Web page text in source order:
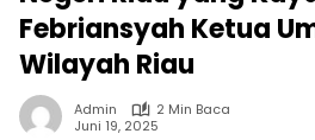
Febriansyah Ketua
Wilayah Riau
Admin
2 Min Baca
Juni 19, 2025